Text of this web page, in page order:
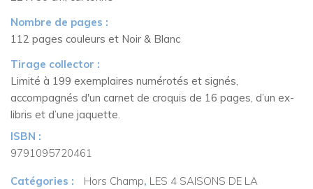
Nombre de pages :
112 pages couleurs et Noir & Blanc
Tirage collector :
Limité à 199 exemplaires numérotés et signés,
accompagnés d'un carnet de croquis de 16 pages, d’un ex-
libris et d’une jaquette.
ISBN :
9791095720461
Catégories : Hors Champ, LES 4 SAISONS DE LA